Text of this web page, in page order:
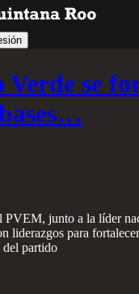
se
PVEM, junto a la líder
liderazgos para
del partido